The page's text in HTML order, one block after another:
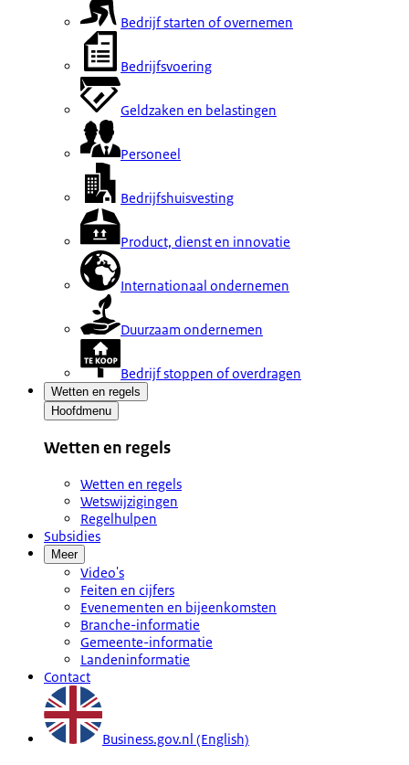
Bedrijf starten of overnemen
Bedrijfsvoering
Geldzaken en belastingen
Personeel
Bedrijfshuisvesting
Product, dienst en innovatie
Internationaal ondernemen
Duurzaam ondernemen
Bedrijf stoppen of overdragen
Wetten en regels
Hoofdmenu
Wetten en regels
Wetten en regels
Wetswijzigingen
Regelhulpen
Subsidies
Meer
Video's
Feiten en cijfers
Evenementen en bijeenkomsten
Branche-informatie
Gemeente-informatie
Landeninformatie
Contact
Business.gov.nl (English)